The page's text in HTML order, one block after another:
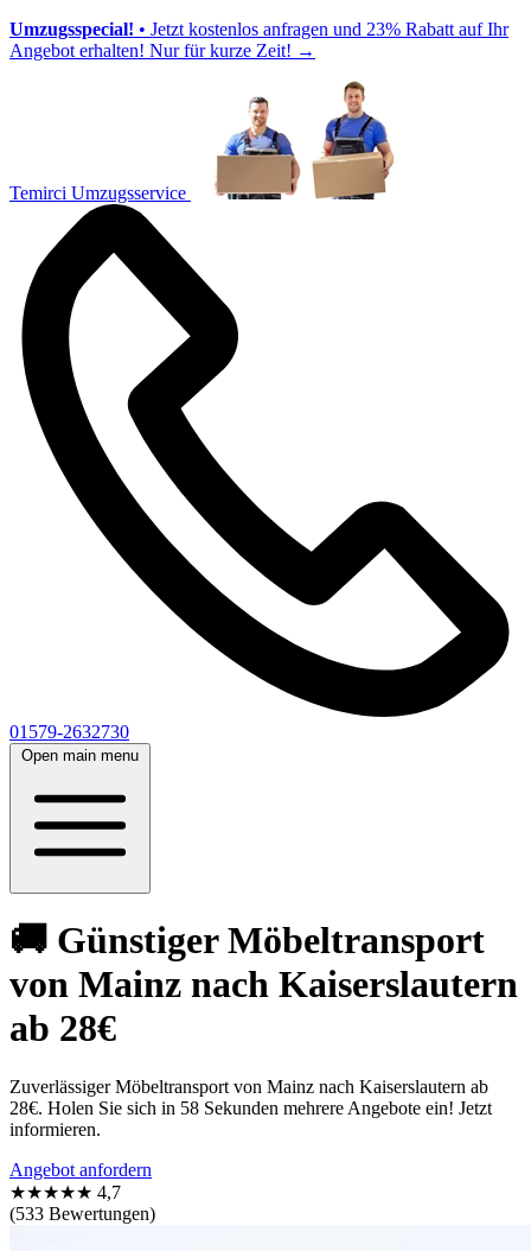
Umzugsspecial! • Jetzt kostenlos anfragen und 23% Rabatt auf Ihr
Angebot erhalten! Nur für kurze Zeit! →
Temirci Umzugsservice
01579-2632730
Open main menu
🚚 Günstiger Möbeltransport
von Mainz nach Kaiserslautern
ab 28€
Zuverlässiger Möbeltransport von Mainz nach Kaiserslautern ab
28€. Holen Sie sich in 58 Sekunden mehrere Angebote ein! Jetzt
informieren.
Angebot anfordern
★★★★★ 4,7
(533 Bewertungen)